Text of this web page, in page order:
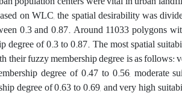
on WLC, the spatial desirability was
0.3 and 0.87. Around 11033 polygons
degree of 0.3 to 0.87. The most spatial
their fuzzy membership degree is as
degree of 0.47 to 0.56, moderate
degree of 0.63 to 0.69, and very high